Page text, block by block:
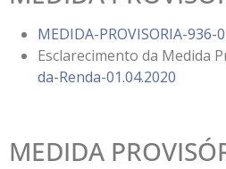
MEDIDA-PROVISORIA-936-
Esclarecimento da Medida
da-Renda-01.04.2020
MEDIDA